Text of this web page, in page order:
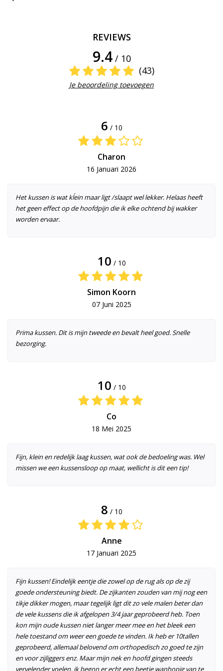
REVIEWS
9.4 / 10
(43)
Je beoordeling toevoegen
6 / 10
Charon
16 Januari 2026
Het kussen is wat kĺein maar ligt /slaapt wel lekker. Helaas heeft
het geen effect op de hoofdpijn die ik elke ochtend bij wakker
worden ervaar.
10 / 10
Simon Koorn
07 Juni 2025
Prima kussen. Dit is mijn tweede en bevalt heel goed. Snelle
bezorging.
10 / 10
Co
18 Mei 2025
Fijn, klein en redelijk laag kussen, wat ook de bedoeling was. Wel
missen we een kussensloop op maat, wellicht is dit een tip!
8 / 10
Anne
17 Januari 2025
Fijn kussen! Eindelijk eentje die zowel op de rug als op de zij
goede ondersteuning biedt. De zijkanten zouden van mij nog een
tikje dikker mogen, maar tegelijk ligt dit zo vele malen beter dan
de vele kussens die ik afgelopen 3/4 jaar geprobeerd heb. Toen
kon mijn oude kussen niet langer meer mee en het bleek een
hele toestand om weer een goede te vinden. Ik heb er 10tallen
geprobeerd, allemaal belovend om orthopedisch zo goed te zijn
en voor zijliggers enz. Maar mijn nek en hoofd gingen steeds
vervelender voelen, ik begon er echt een beetje wanhopig van te